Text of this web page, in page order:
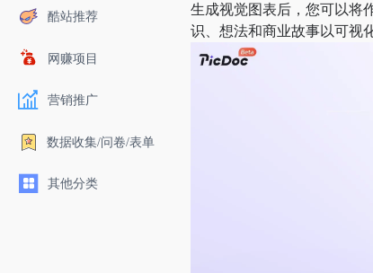
酷站推荐
网赚项目
营销推广
数据收集/问卷/表单
其他分类
生成视觉图表后，您可以将
识、想法和商业故事以可视